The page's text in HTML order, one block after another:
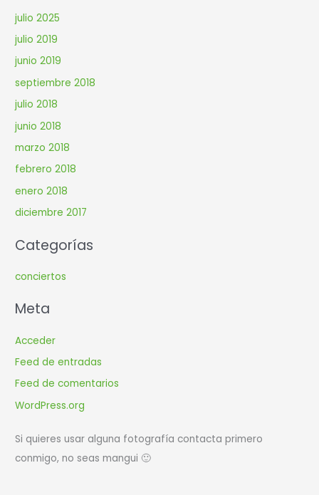
julio 2025
julio 2019
junio 2019
septiembre 2018
julio 2018
junio 2018
marzo 2018
febrero 2018
enero 2018
diciembre 2017
Categorías
conciertos
Meta
Acceder
Feed de entradas
Feed de comentarios
WordPress.org
Si quieres usar alguna fotografía contacta primero
conmigo, no seas mangui 🙂